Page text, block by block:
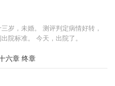
岁，未婚。 测评判定病情好转，
院标准。 今天，出院了。
六章 终章